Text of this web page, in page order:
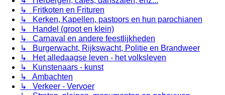
↳ Fritkoten en Frituren
↳ Kerken, Kapellen, pastoors en hun parochianen
↳ Handel (groot en klein)
↳ Carnaval en andere feestlijkheden
↳ Burgerwacht, Rijkswacht, Politie en Brandweer
↳ Het alledaagse leven - het volksleven
↳ Kunstenaars - kunst
↳ Ambachten
↳ Verkeer - Vervoer